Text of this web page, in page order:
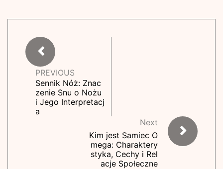
PREVIOUS
Sennik Nóż: Znac
zenie Snu o Nożu
i Jego Interpretacj
a
Next
Kim jest Samiec O
mega: Charaktery
styka, Cechy i Rel
acje Społeczne